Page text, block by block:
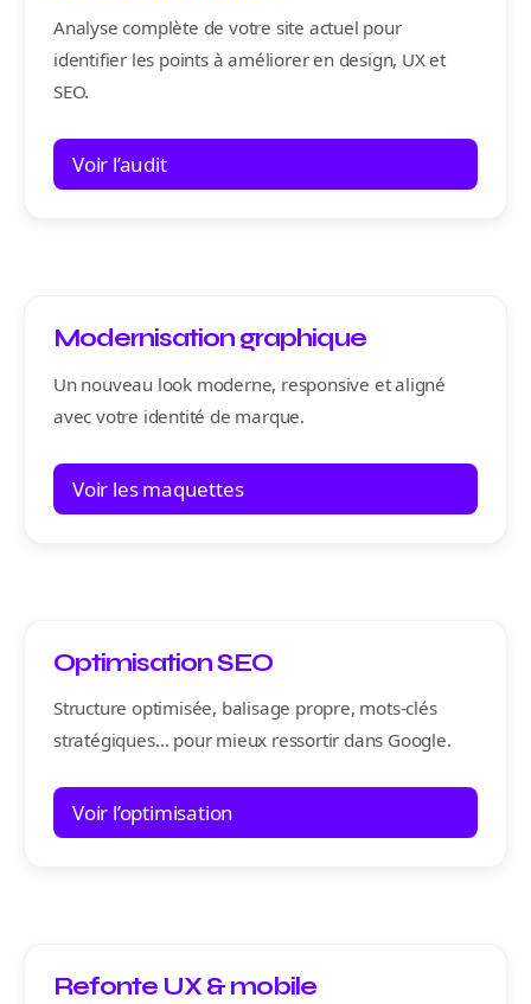
Analyse complète de votre site actuel pour
identifier les points à améliorer en design, UX et
SEO.
Voir l’audit
Modernisation graphique
Un nouveau look moderne, responsive et aligné
avec votre identité de marque.
Voir les maquettes
Optimisation SEO
Structure optimisée, balisage propre, mots-clés
stratégiques… pour mieux ressortir dans Google.
Voir l’optimisation
Refonte UX & mobile